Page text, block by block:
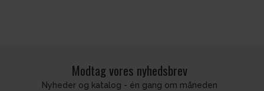
Modtag vores nyhedsbrev
Nyheder og katalog - én gang om måneden